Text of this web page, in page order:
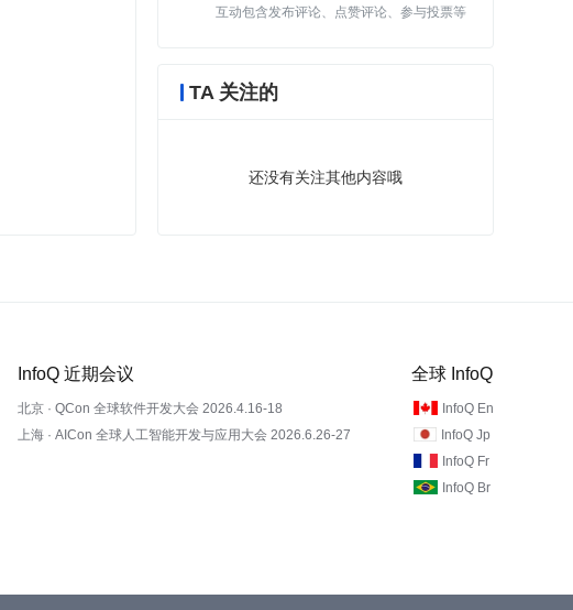
互动包含发布评论、点赞评论、参与投票等
TA 关注的
还没有关注其他内容哦
InfoQ 近期会议
北京 · QCon 全球软件开发大会 2026.4.16-18
上海 · AICon 全球人工智能开发与应用大会 2026.6.26-27
全球 InfoQ
InfoQ En
InfoQ Jp
InfoQ Fr
InfoQ Br